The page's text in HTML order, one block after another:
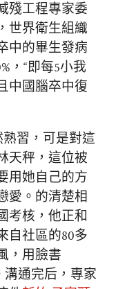
殘工程專家委
世界衛生組織
中的畢生發病
，“即每5小我
中國腦卒中復
熟習，可是對這
天秤，這位被
用她自己的方
愛。的清楚相
考核，他正和
自社區的80多
，用臉書
溝通完后，專家